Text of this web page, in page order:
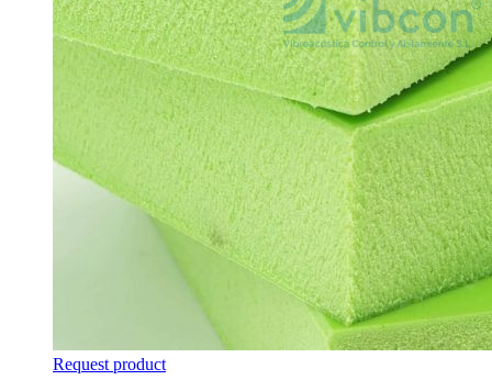
Request product